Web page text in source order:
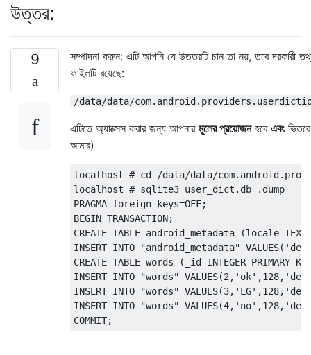
উত্তর:
9
সম্পাদনা করুন: এটি আপনি যে উত্তরটি চান তা নয়, তবে দরকারী
ফাইলটি রয়েছে:
/data/data/
এটিতে অ্যাক্সেস করার জন্য আপনার মূলের প্রয়োজনহবে এবং
আমার)
localhost # cd /data/data/
localhost #
PRAGMA foreign_keys=OFF;
BEGIN TRANSACTION;
CREATE TABLE android_metadata (locale
INSERT INTO "android_metadata"
CREATE TABLE words (_id INTEGER
INSERT INTO "words"
INSERT INTO "words"
INSERT INTO "words"